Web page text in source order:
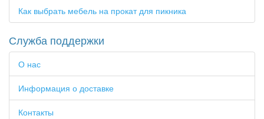
Как выбрать мебель на прокат для пикника
Служба поддержки
О нас
Информация о доставке
Контакты